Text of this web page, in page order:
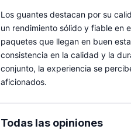
Los guantes destacan por su
un rendimiento sólido y fiable en
paquetes que llegan en buen
consistencia en la calidad y la
conjunto, la experiencia se
aficionados.
Todas las opiniones